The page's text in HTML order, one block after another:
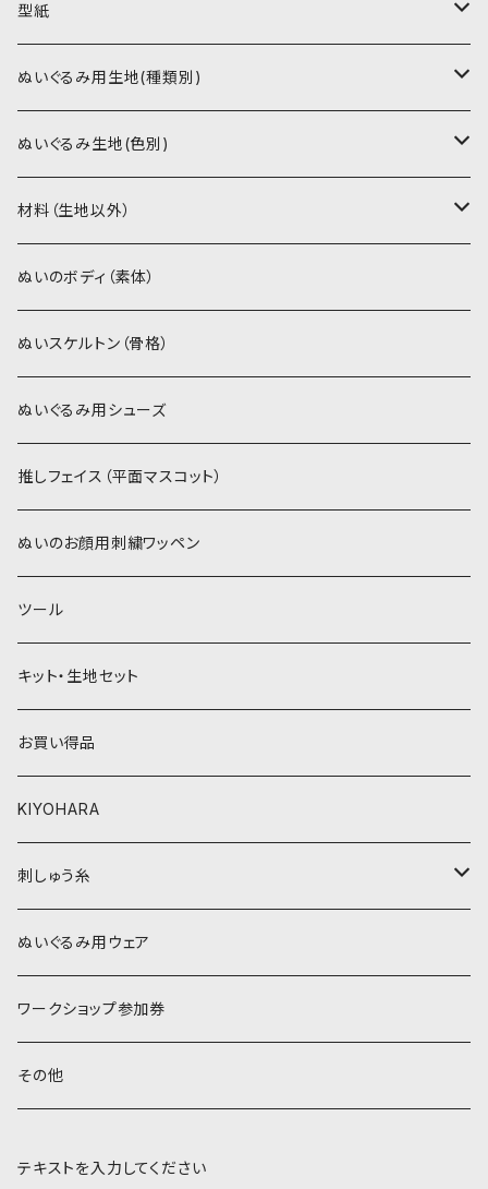
型紙
書籍（紙の本）
PDFデータ（ダウンロード）
ぬいぐるみ用生地(種類別)
ソフトボア（短毛）
ソフトボア（5mm）
ぬいトリコット
スキンカラー生地
カーリーベルボア
パウダーボア（4mm）
ウィッグボア（8cm）
ぬいぐるみ生地(色別)
ソフトボア
スキンカラー系
白系
黄色・クリーム系
ベージュ・ブラウン系
ぬいトリコット
スキンカラー系
白系
黄色・クリーム系
ベージュ・ブラウン系
材料（生地以外）
アイロン接着シート
ステッチカラー
ミニワッペン
リボン
ぬいのボディ（素体）
ぬいスケルトン（骨格）
ぬいぐるみ用シューズ
推しフェイス（平面マスコット）
ぬいのお顔用刺繍ワッペン
ツール
キット・生地セット
お買い得品
KIYOHARA
刺しゅう糸
COSMO 25番刺しゅう糸
ぬいぐるみ用ウェア
ワークショップ参加券
その他
テキストを入力してください